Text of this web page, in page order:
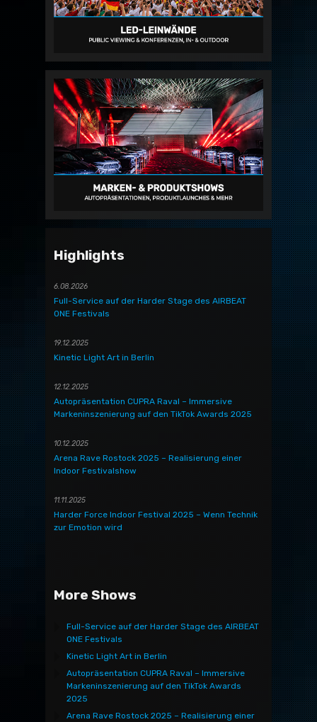
Highlights
6.08.2026
Full-Service auf der Harder Stage des AIRBEAT
ONE Festivals
19.12.2025
Kinetic Light Art in Berlin
12.12.2025
Autopräsentation CUPRA Raval – Immersive
Markeninszenierung auf den TikTok Awards 2025
10.12.2025
Arena Rave Rostock 2025 – Realisierung einer
Indoor Festivalshow
11.11.2025
Harder Force Indoor Festival 2025 – Wenn Technik
zur Emotion wird
More Shows
Full-Service auf der Harder Stage des AIRBEAT
ONE Festivals
Kinetic Light Art in Berlin
Autopräsentation CUPRA Raval – Immersive
Markeninszenierung auf den TikTok Awards
2025
Arena Rave Rostock 2025 – Realisierung einer